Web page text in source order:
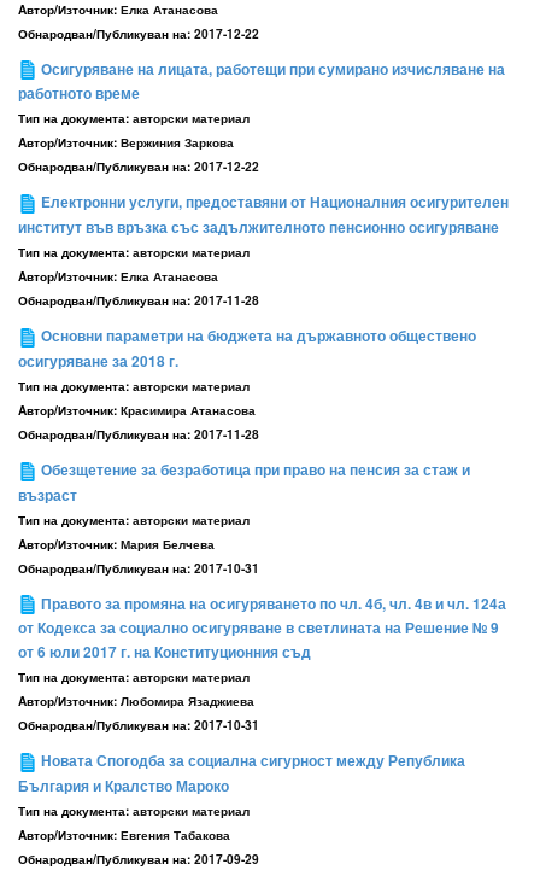
Aвтор/Източник: Елка Атанасова
Обнародван/Публикуван на: 2017-12-22
Oсигуряване на лицата, работещи при сумирано изчисляване на
работното време
Тип на документа: авторски материал
Aвтор/Източник: Вержиния Заркова
Обнародван/Публикуван на: 2017-12-22
Eлектронни услуги, предоставяни от Националния осигурителен
институт във връзка със задължителното пенсионно осигуряване
Тип на документа: авторски материал
Aвтор/Източник: Елка Атанасова
Обнародван/Публикуван на: 2017-11-28
Oсновни параметри на бюджета на държавното обществено
осигуряване за 2018 г.
Тип на документа: авторски материал
Aвтор/Източник: Красимира Атанасова
Обнародван/Публикуван на: 2017-11-28
Обезщетение за безработица при право на пенсия за стаж и
възраст
Тип на документа: авторски материал
Aвтор/Източник: Мария Белчева
Обнародван/Публикуван на: 2017-10-31
Правото за промяна на осигуряването по чл. 4б, чл. 4в и чл. 124а
от Кодекса за социално осигуряване в светлината на Решение № 9
от 6 юли 2017 г. на Конституционния съд
Тип на документа: авторски материал
Aвтор/Източник: Любомира Язаджиева
Обнародван/Публикуван на: 2017-10-31
Hовата Спогодба за социална сигурност между Република
България и Кралство Мароко
Тип на документа: авторски материал
Aвтор/Източник: Евгения Табакова
Обнародван/Публикуван на: 2017-09-29